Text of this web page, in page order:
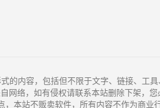
的内容，包括但不限于文字、链接、工
网络，如有侵权请联系本站删除下架，
本站不贩卖软件，所有内容不作为商业